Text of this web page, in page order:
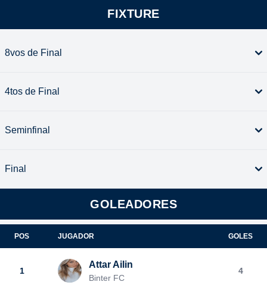
FIXTURE
8vos de Final
4tos de Final
Seminfinal
Final
GOLEADORES
POS JUGADOR GOLES
1
Attar Ailin
Binter FC
4